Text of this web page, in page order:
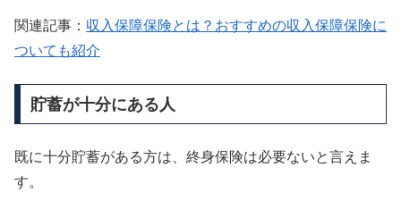
関連記事： 収入保障保険とは？おすすめの収入保障保険に
ついても紹介
貯蓄が十分にある人
既に十分貯蓄がある方は、終身保険は必要ないと言えま
す。